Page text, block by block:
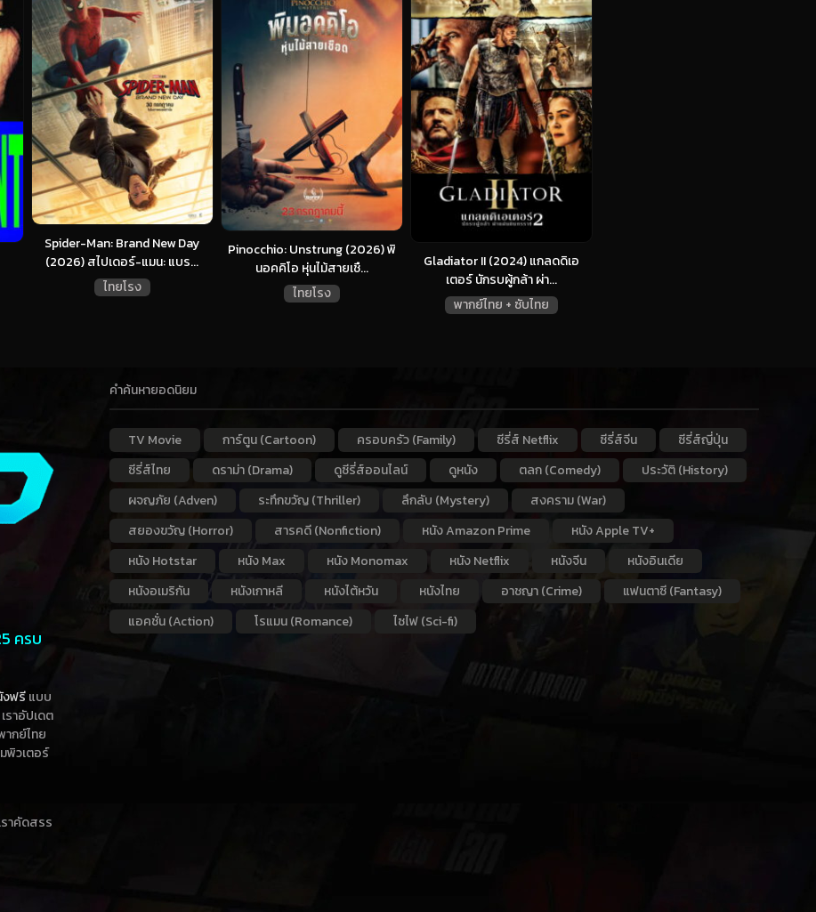
Spider-Man: Brand New Day
(2026) สไปเดอร์-แมน: แบร...
ไทยโรง
Pinocchio: Unstrung (2026) พิ
นอคคิโอ หุ่นไม้สายเชื...
ไทยโรง
Gladiator II (2024) แกลดดิเอ
เตอร์ นักรบผู้กล้า ผ่า...
พากย์ไทย + ซับไทย
ครบ
งฟรีแบบ
าอัปเดต
กย์ไทย
พิวเตอร์
าคัดสรร
คำค้นหายอดนิยม
TV Movie การ์ตูน (Cartoon) ครอบครัว (Family) ซีรี่ส์ Netflix ซีรี่ส์จีน
ซีรี่ส์ญี่ปุ่น
ซีรี่ส์ไทย
ดราม่า (Drama) ดูซีรี่ส์ออนไลน์ ดูหนัง ตลก (Comedy)
ประวัติ (History)
ผจญภัย (Adven)
ระทึกขวัญ (Thriller) ลึกลับ (Mystery)
สงคราม (War)
สยองขวัญ (Horror)
สารคดี (Nonfiction) หนัง Amazon Prime
หนัง Apple TV+
หนัง Hotstar
หนัง Max หนัง Monomax หนัง Netflix หนังจีน
หนังอินเดีย
หนังอเมริกัน
หนังเกาหลี หนังไต้หวัน หนังไทย อาชญา (Crime)
แฟนตาซี (Fantasy)
แอคชั่น (Action)
โรแมน (Romance) ไซไฟ (Sci-fi)